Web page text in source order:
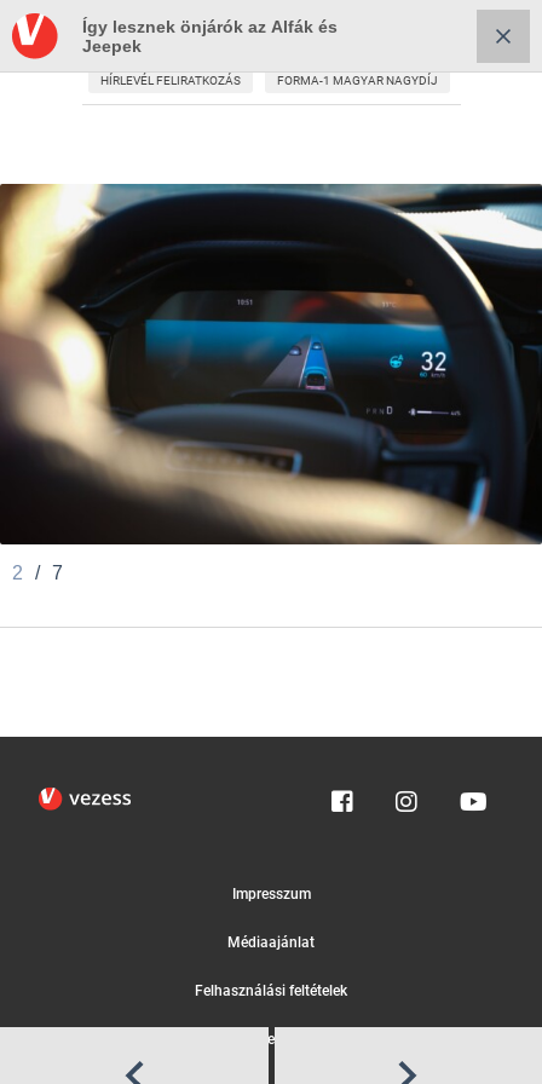
HÍRLEVÉL FELIRATKOZÁS FORMA-1 MAGYAR NAGYDÍJ
Így lesznek önjárók az Alfák és
Jeepek
2 / 7
Impresszum
Médiaajánlat
Felhasználási feltételek
Egyedi adatkezelési tájékoztató